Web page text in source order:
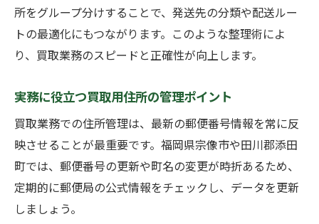
所をグループ分けすることで、発送先の分類や配送ルー
トの最適化にもつながります。このような整理術によ
り、買取業務のスピードと正確性が向上します。
実務に役立つ買取用住所の管理ポイント
買取業務での住所管理は、最新の郵便番号情報を常に反
映させることが最重要です。福岡県宗像市や田川郡添田
町では、郵便番号の更新や町名の変更が時折あるため、
定期的に郵便局の公式情報をチェックし、データを更新
しましょう。